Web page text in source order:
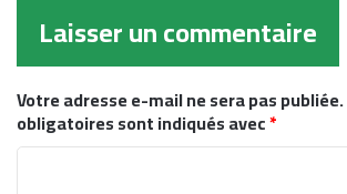
Laisser un commentaire
Votre adresse e-mail ne sera pas publiée.
obligatoires sont indiqués avec*